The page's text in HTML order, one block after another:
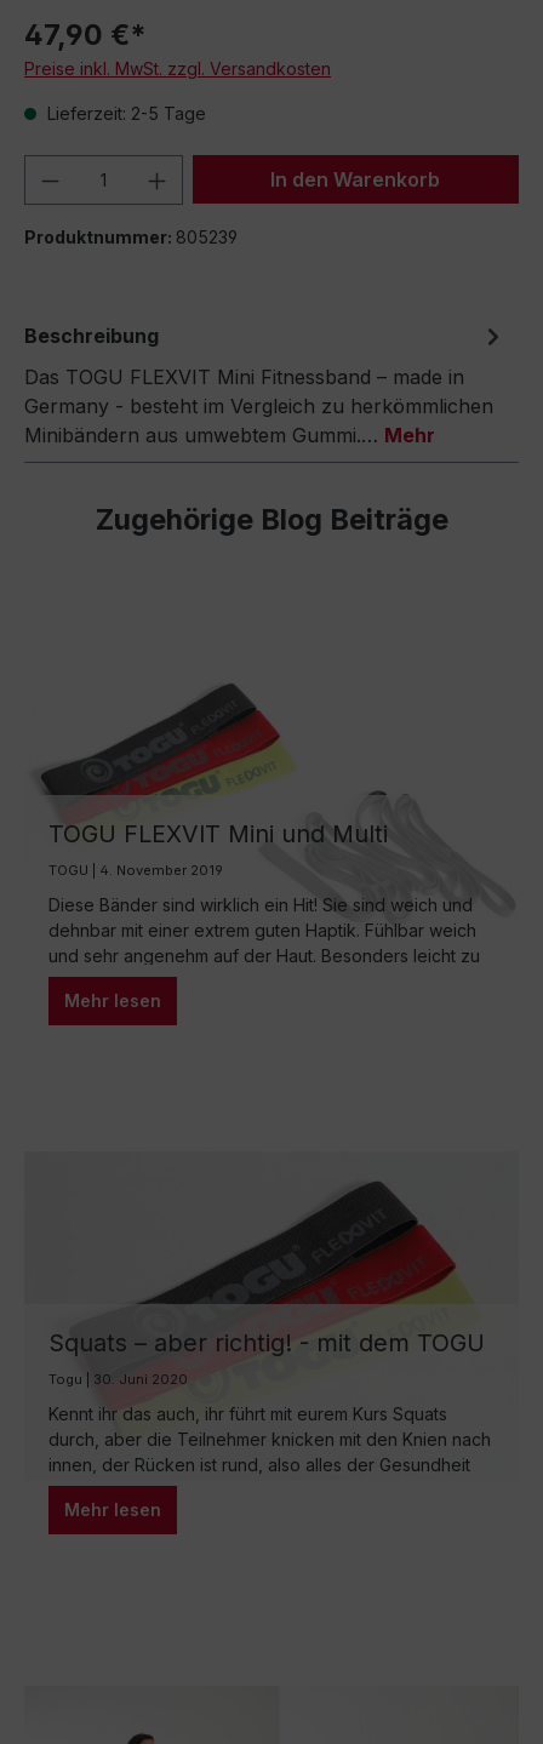
47,90 €*
Preise inkl. MwSt. zzgl. Versandkosten
Lieferzeit: 2-5 Tage
Produkt Anzahl: Gib denIn den Warenkorb
Produktnummer: 805239
Beschreibung
Das TOGU FLEXVIT Mini Fitnessband – made in
Germany - besteht im Vergleich zu herkömmlichen
Minibändern aus umwebtem Gummi.… Mehr
Zugehörige Blog Beiträge
TOGU FLEXVIT Mini und Multi
Fitnessband
TOGU | 4. November 2019
Diese Bänder sind wirklich ein Hit! Sie sind weich und
dehnbar mit einer extrem guten Haptik. Fühlbar weich
und sehr angenehm auf der Haut. Besonders leicht zu
transportierende Geräte für Trainer, die z.B. Ihr eigenes
Material zu den Stunden mitnehmen. Einsetzbar in
vielen unterschiedlichen Stundenbildern. Etwa im
Mehr lesen
Squats – aber richtig! - mit dem TOGU
Flexvit Mini
Togu | 30. Juni 2020
Kennt ihr das auch, ihr führt mit eurem Kurs Squats
durch, aber die Teilnehmer knicken mit den Knien nach
innen, der Rücken ist rund, also alles der Gesundheit
nicht dienlich? Die Übungsanweisung „Lass deinen
Rücken gerade, halte dein Knie über deinen Knöcheln“
kann der Teilnehmer einfach nicht umsetzen? Hier ein
Mehr lesen